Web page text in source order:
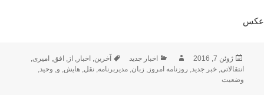
عکس
ارسال
شده
در
ژوئن 7, 2016 نویسندهدسته‌ها
اخبار جدید برچسب‌ها
آخرین ,اخبار ,از ,افق ,امیری
انتقالاتی ,خبر جدید روزنامه امروز زبان ,مدیربرنامه ,نقل ,هایش و وحید
وضعیت